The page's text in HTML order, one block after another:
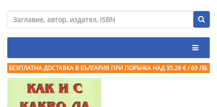
БЕЗПЛАТНА ДОСТАВКА В БЪЛГАРИЯ ПРИ ПОРЪЧКА НАД 35.28 € / 69 ЛВ.